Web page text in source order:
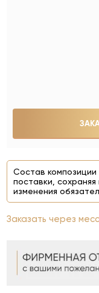
Состав композиции
поставки,
изменения
Заказать через